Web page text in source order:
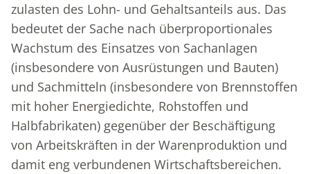
zulasten des Lohn- und Gehaltsanteils aus. Das
bedeutet der Sache nach überproportionales
Wachstum des Einsatzes von Sachanlagen
(insbesondere von Ausrüstungen und Bauten)
und Sachmitteln (insbesondere von Brennstoffen
mit hoher Energiedichte, Rohstoffen und
Halbfabrikaten) gegenüber der Beschäftigung
von Arbeitskräften in der Warenproduktion und
damit eng verbundenen Wirtschaftsbereichen.